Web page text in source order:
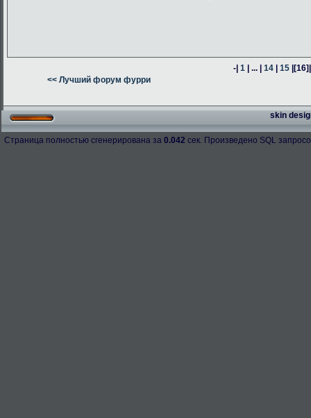
-| 1 | ... | 14 | 15 |[16]
<< Лучший форум фурри
skin
Страница полностью сгенерирована за 0.042 сек. Произведено SQL